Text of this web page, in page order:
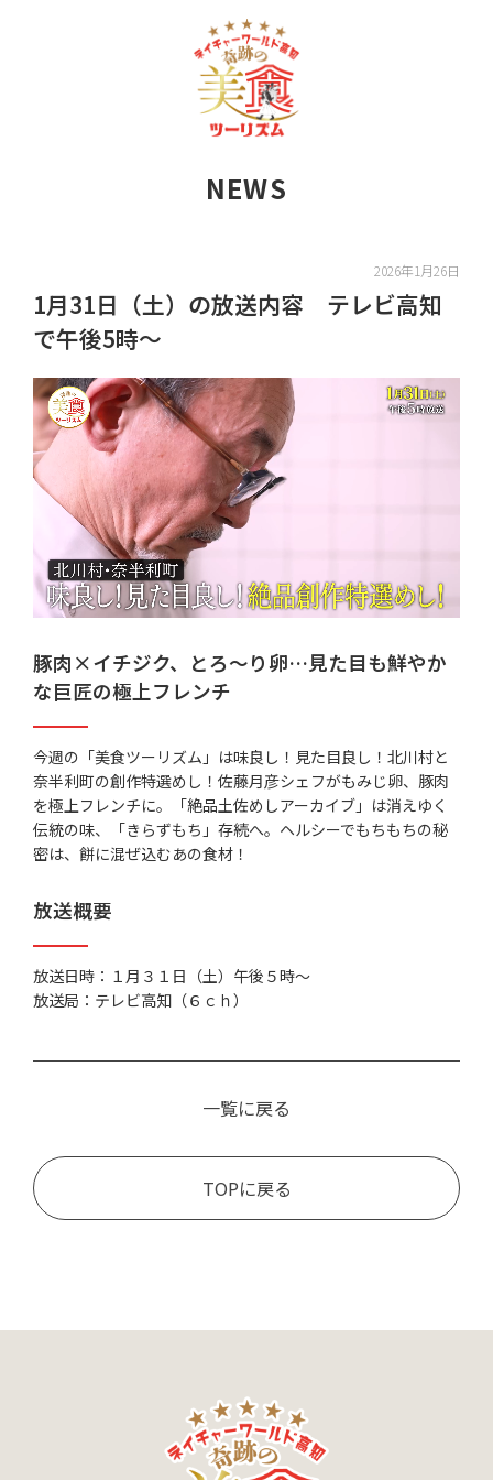
NEWS
2026年1月26日
1月31日（土）の放送内容 テレビ高知
で午後5時～
豚肉×イチジク、とろ～り卵…見た目も鮮やか
な巨匠の極上フレンチ
今週の「美食ツーリズム」は味良し！見た目良し！北川村と
奈半利町の創作特選めし！佐藤月彦シェフがもみじ卵、豚肉
を極上フレンチに。「絶品土佐めしアーカイブ」は消えゆく
伝統の味、「きらずもち」存続へ。ヘルシーでもちもちの秘
密は、餅に混ぜ込むあの食材！
放送概要
放送日時：１月３１日（土）午後５時～
放送局：テレビ高知（６ｃｈ）
一覧に戻る
TOPに戻る